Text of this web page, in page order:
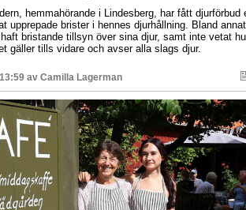
hemmahörande i Lindesberg, har fått djurförbud
upprepade brister i hennes djurhållning. Bland
bristande tillsyn över sina djur, samt inte vetat
gäller tills vidare och avser alla slags djur.
av Camilla Lagerman